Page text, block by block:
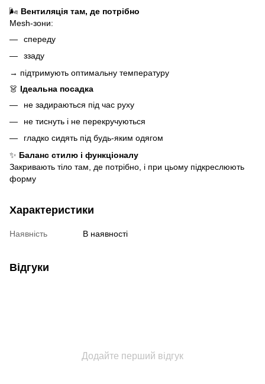
🌬 Вентиляція там, де потрібно
Mesh-зони:
спереду
ззаду
→ підтримують оптимальну температуру
👗 Ідеальна посадка
не задираються під час руху
не тиснуть і не перекручуються
гладко сидять під будь-яким одягом
✨ Баланс стилю і функціоналу
Закривають тіло там, де потрібно, і при цьому підкреслюють
форму
Характеристики
Наявність В наявності
Відгуки
Додайте перший відгук